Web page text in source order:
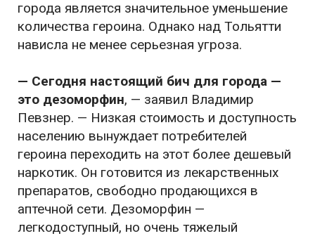
города является значительное уменьшение
количества героина. Однако над Тольятти
нависла не менее серьезная угроза.
— Сегодня настоящий бич для города —
это дезоморфин, — заявил Владимир
Певзнер. — Низкая стоимость и доступность
населению вынуждает потребителей
героина переходить на этот более дешевый
наркотик. Он готовится из лекарственных
препаратов, свободно продающихся в
аптечной сети. Дезоморфин —
легкодоступный, но очень тяжелый